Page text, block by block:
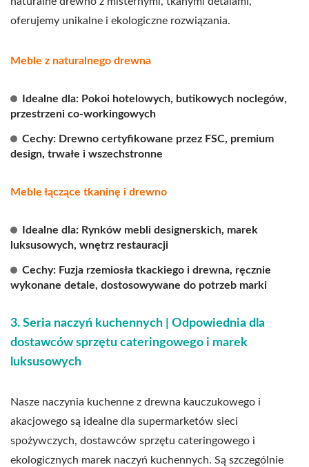
oferujemy unikalne i ekologiczne rozwiązania.
Meble z naturalnego drewna
Idealne dla: Pokoi hotelowych, butikowych noclegów,
przestrzeni co-workingowych
Cechy: Drewno certyfikowane przez FSC, premium
design, trwałe i wszechstronne
Meble łączące tkaninę i drewno
Idealne dla: Rynków mebli designerskich, marek
luksusowych, wnętrz restauracji
Cechy: Fuzja rzemiosła tkackiego i drewna, ręcznie
wykonane detale, dostosowywane do potrzeb marki
3. Seria naczyń kuchennych | Odpowiednia dla
dostawców sprzętu cateringowego i marek
luksusowych
Nasze naczynia kuchenne z drewna kauczukowego i
akacjowego są idealne dla supermarketów sieci
spożywczych, dostawców sprzętu cateringowego i
ekologicznych marek naczyń kuchennych. Są szczególnie